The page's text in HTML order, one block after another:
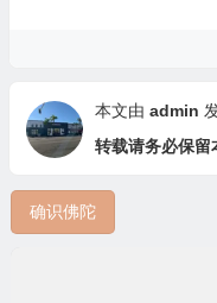
本文由 admin
转载请务必保留
确识佛陀